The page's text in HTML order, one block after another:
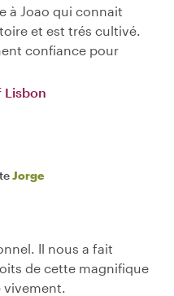
à Joao qui connait
et est trés cultivé.
confiance pour
Lisbon
Jorge
Il nous a fait
de cette magnifique